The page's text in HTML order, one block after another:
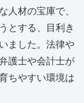
人材の宝庫で、
とする、目利き
ました。法律や
護士や会計士が
ちやすい環境は